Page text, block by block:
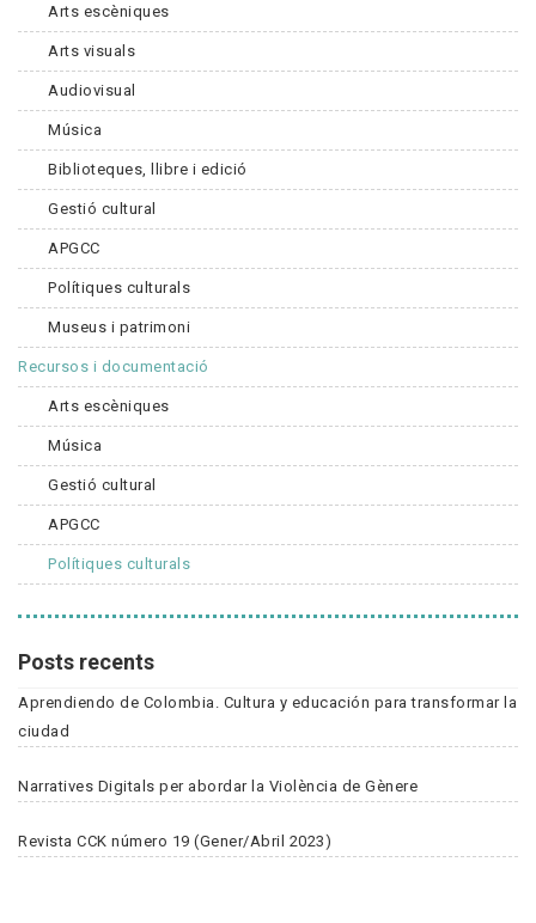
Arts escèniques
Arts visuals
Audiovisual
Música
Biblioteques, llibre i edició
Gestió cultural
APGCC
Polítiques culturals
Museus i patrimoni
Recursos i documentació
Arts escèniques
Música
Gestió cultural
APGCC
Polítiques culturals
Posts recents
Aprendiendo de Colombia. Cultura y educación para transformar la
ciudad
Narratives Digitals per abordar la Violència de Gènere
Revista CCK número 19 (Gener/Abril 2023)